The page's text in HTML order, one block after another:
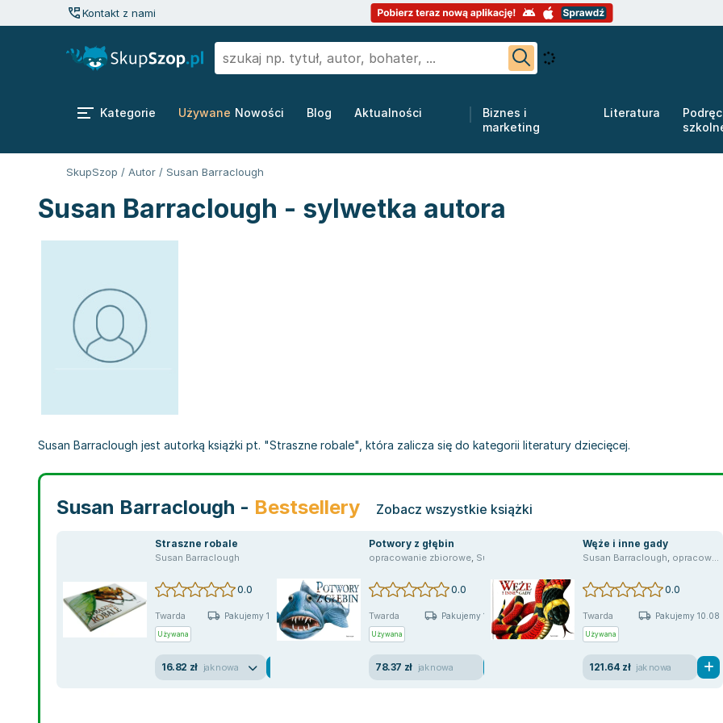
Kontakt z nami
Kategorie Używane Nowości Blog Aktualności
Biznes i
marketing
Literatura
SkupSzop / Autor / Susan Barraclough
Susan Barraclough - sylwetka autora
Susan Barraclough jest autorką książki pt. "Straszne robale", która zalicza się do kategorii literatury dziecięcej.
Susan Barraclough - Bestsellery Zobacz wszystkie książki
Straszne robale
Susan Barraclough
0.0
Twarda Pakujemy 10.08
Używana
16.82 zł jak nowa
Potwory z głębin
opracowanie zbiorowe, SusanBarraclough praca zbiorowa,Susan Barraclough
0.0
Twarda Pakujemy 10.08
Używana
78.37 zł jak nowa
Węże i inne gady
Susan Barraclough, opracowanie zbiorowe
0.0
Twarda Pakujemy 10.08
Używana
121.64 zł jak nowa